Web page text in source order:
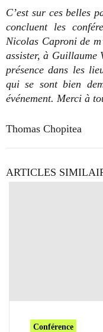
C’est sur ces belles
concluent les
Nicolas Caproni de
assister, à Guillaume
présence dans les
qui se sont bien
événement. Merci à
Thomas Chopitea
ARTICLES
Conférence